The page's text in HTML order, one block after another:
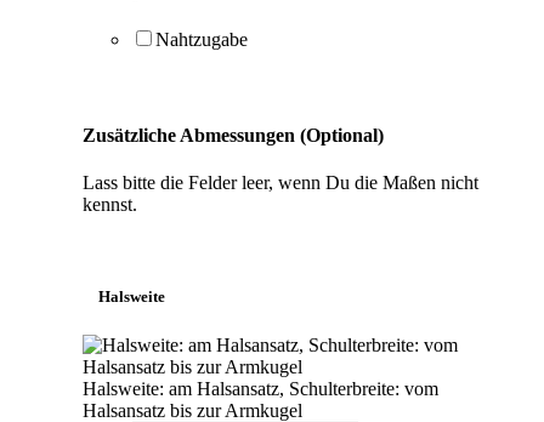
Nahtzugabe
Zusätzliche Abmessungen (Optional)
Lass bitte die Felder leer, wenn Du die Maßen nicht
kennst.
Halsweite
Halsweite: am Halsansatz, Schulterbreite: vom
Halsansatz bis zur Armkugel